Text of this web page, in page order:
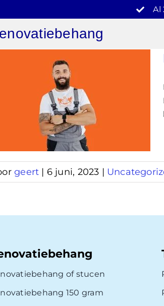
Al
geert | 6 juni, 2023 |
of stucen
150 gram